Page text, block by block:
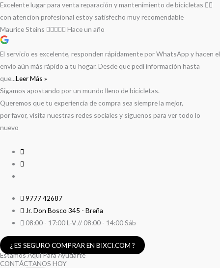
Excelente lugar para venta reparación y mantenimiento de bicicletas 🚵‍♀️
con atencion profesional estoy satisfecho muy recomendable
Maurice Steins
Hace un año
El servicio es excelente, responden rápidamente por WhatsApp y hacen el
envío aún más rápido a tu hogar. Desde que pedí información hasta
que...Leer Más »
Sigamos apostando por un mundo lleno de bicicletas.
Queremos que tu experiencia de compra sea siempre la mejor,
por favor, visita nuestras redes sociales y síguenos para ver todo lo
nuevo
9777 42687
Jr. Don Bosco 345 - Breña
08:00 - 17:00 L-V // 08:00 - 14:00 Sáb
¿ ES SEGURO COMPRAR EN BIXCI.COM ?
Estamos Aquí Para Ayudarte
CONTÁCTANOS HOY